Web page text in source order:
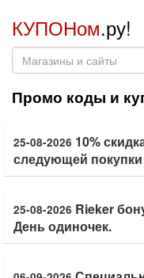
КУПОНом.ру!
Промо коды и
25-08-2026 10%
следующей покупки
25-08-2026 Rieker
День одиночек.